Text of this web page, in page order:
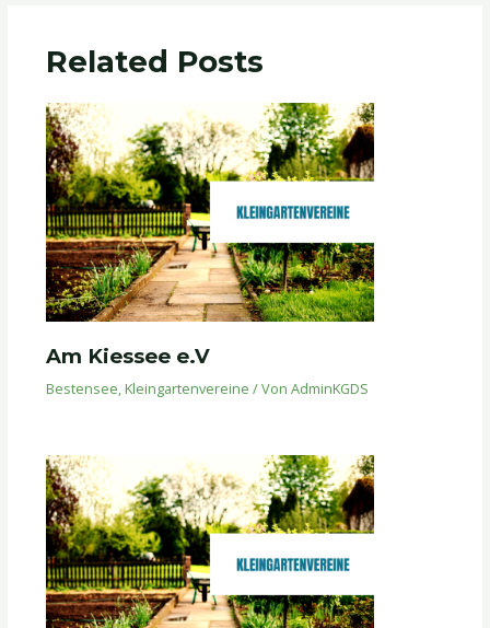
Related Posts
Am Kiessee e.V
Bestensee Kleingartenvereine / Von AdminKGDS